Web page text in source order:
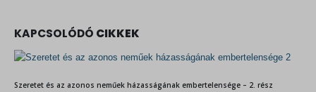
KAPCSOLÓDÓ CIKKEK
Szeretet és az azonos neműek házasságának embertelensége – 2. rész